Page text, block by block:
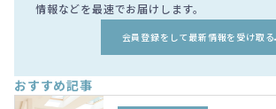
情報などを最速でお届けします。
会員登録をして最新情報を受け取る
おすすめ記事